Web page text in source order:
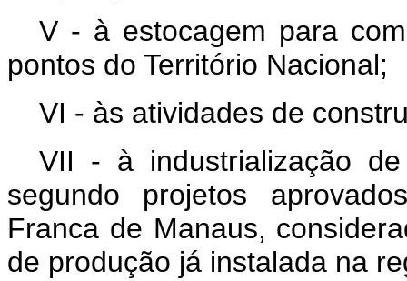
V - à estocagem para
pontos do Território Nacional;
VI - às atividades de
VII - à industrialização
segundo projetos
Franca de Manaus,
de produção já instalada na